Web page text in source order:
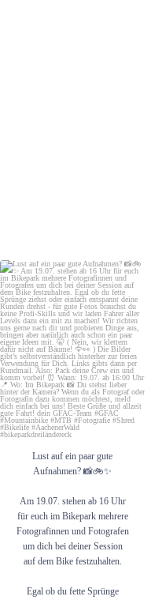
Lust auf ein paar gute Aufnahmen? 📸
🚲✨
Am 19.07. stehen ab 16 Uhr für euch
im Bikepark mehrere Fotografinnen
und Fotografen um dich bei deiner
Session auf dem Bike festzuhalten.
Egal ob du fette Sprünge ziehst oder
einfach entspannt deine Runden drehst
- für gute Fotos brauchst du keine
Profi-Skills und wir laden Fahrer aller
Levels dazu ein mit zu machen! Wir
richten uns gerne nach dir und
probieren Dinge aus, bringen aber
natürlich auch schon ein paar eigene
nicht auf Bäume! 🦅👀 )
Die Bilder gibt’s selbstverständlich
Dich. Links gibts dann per Rundmail.
vorbei!
⏰ Wann: 19.07. ab 16:00 Uhr
📍 Wo: Im Bikepark
📸 Du stehst lieber hinter der Kamera?
einfach bei uns!
Lust auf ein paar gute
Aufnahmen? 📸🚲✨
Am 19.07. stehen ab 16 Uhr
für euch im Bikepark mehrere
Fotografinnen und Fotografen
um dich bei deiner Session
auf dem Bike festzuhalten.
Egal ob du fette Sprünge